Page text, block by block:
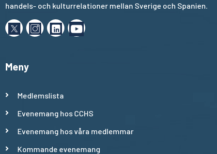
handels- och kulturrelationer mellan Sverige och Spanien.
Meny
Medlemslista
Evenemang hos CCHS
Evenemang hos våra medlemmar
Kommande evenemang